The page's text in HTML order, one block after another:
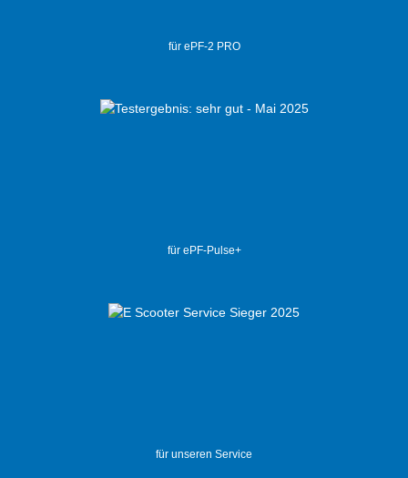
für ePF-2 PRO
für ePF-Pulse+
für unseren Service